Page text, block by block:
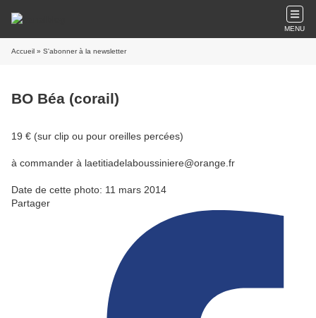
MENU
Accueil » S'abonner à la newsletter
BO Béa (corail)
19 € (sur clip ou pour oreilles percées)
à commander à laetitiadelaboussiniere@orange.fr
Date de cette photo: 11 mars 2014
Partager